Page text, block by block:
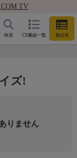
TV
CS番組一覧 番組表
検索
ズ!
りません